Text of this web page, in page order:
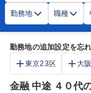
勤務地 職種
勤務地の追加設定を忘
東京23区
大
金融 中途 ４０代